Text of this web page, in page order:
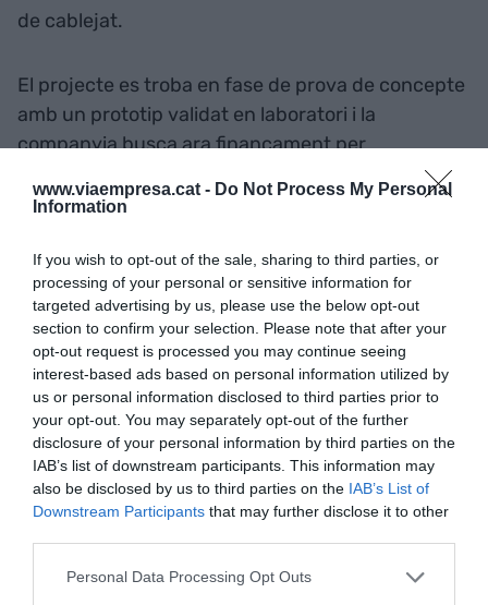
www.viaempresa.cat - Do Not Process My Personal
Information
If you wish to opt-out of the sale, sharing to third parties, or
processing of your personal or sensitive information for
targeted advertising by us, please use the below opt-out
section to confirm your selection. Please note that after your
opt-out request is processed you may continue seeing
interest-based ads based on personal information utilized by
us or personal information disclosed to third parties prior to
your opt-out. You may separately opt-out of the further
disclosure of your personal information by third parties on the
IAB’s list of downstream participants. This information may
also be disclosed by us to third parties on the IAB’s List of
Downstream Participants that may further disclose it to other
Personal Data Processing Opt Outs
de cablejat.
El projecte es troba en fase de prova de concepte
amb un prototip validat en laboratori i la
companyia busca ara finançament per
desenvolupar una versió que pugui provar-se en
un entorn submarí real.
AfegirVIA Empresa com a font preferida de
Google de forma gratuïta
Estigues informat amb les últimes notícies d'actualitat
ACTIVAR ARA
RELACIONADES